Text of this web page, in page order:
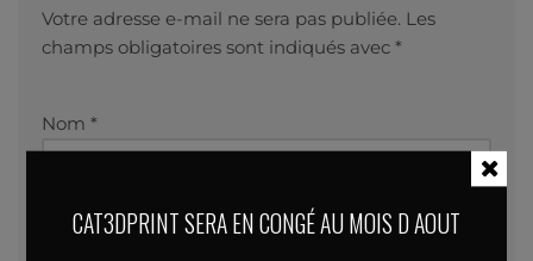
Votre adresse e-mail ne sera pas publiée. Les
champs obligatoires sont indiqués avec *
Nom *
E-mail*
CAT3DPRINT SERA EN CONGÉ AU MOIS D AOUT